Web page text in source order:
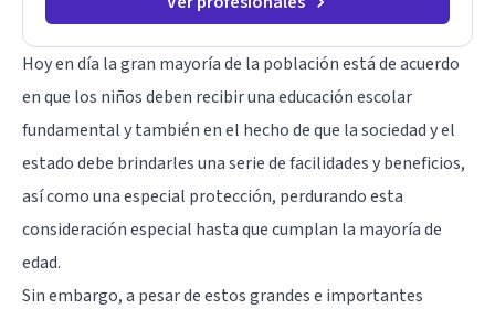
Hoy en día la gran mayoría de la población está de acuerdo
en que los niños deben recibir una educación escolar
fundamental y también en el hecho de que la sociedad y el
estado debe brindarles una serie de facilidades y beneficios,
así como una especial protección, perdurando esta
consideración especial hasta que cumplan la mayoría de
edad.
Sin embargo, a pesar de estos grandes e importantes